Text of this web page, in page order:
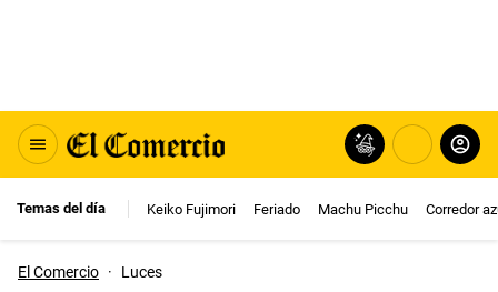
Temas del día Keiko Fujimori Feriado Machu Picchu Corredor
El Comercio · Luces